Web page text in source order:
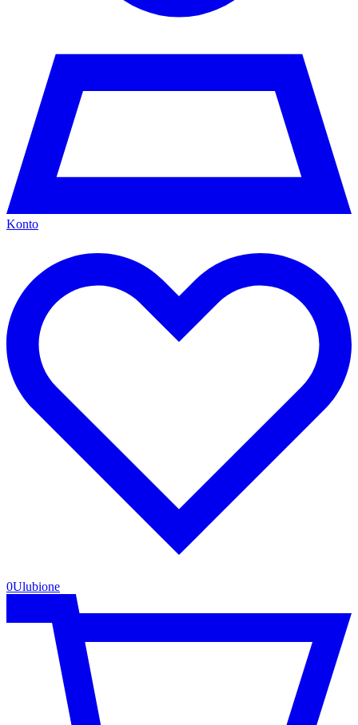
Konto
0Ulubione